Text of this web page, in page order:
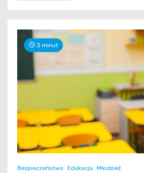
3 minut
Bezpieczeństwo Edukacja Młodzież